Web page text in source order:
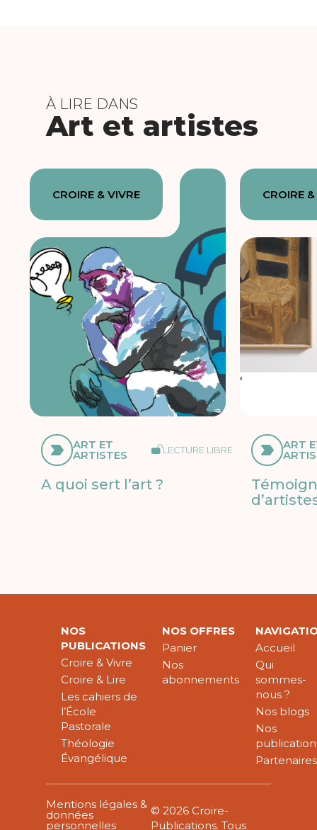
À LIRE DANS
Art et artistes
CROIRE & VIVRE
ART ET
ARTISTES LECTURE LIBRE
A quoi sert l’art ?
CROIRE
ART
NOS
PUBLICATIONS
Croire & Vivre
Croire & Lire
Les cahiers de
l’École
Pastorale
Théologie
Évangélique
NOS OFFRES
Panier
Nos
abonnements
Accueil
Qui
sommes-
nous ?
Nos blogs
Nos
Partenaires
Mentions légales &
données
personnelles
© 2026 Croire-
Publications. Tous